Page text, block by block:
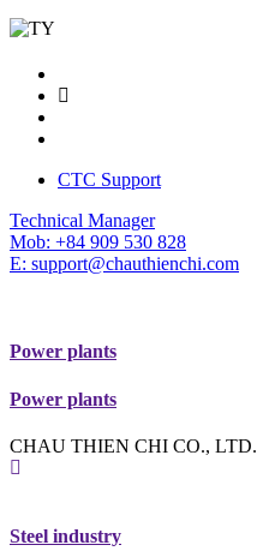
CTC Support
Technical Manager
Mob: +84 909 530 828
E: support@chauthienchi.com
Power plants
Power plants
CHAU THIEN CHI CO., LTD.
Steel industry